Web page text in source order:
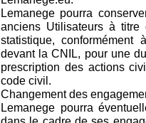
Lemanege pourra
anciens Utilisateurs à
statistique,
devant la CNIL, pour une
prescription des actions
code civil.
Changement des
Lemanege pourra